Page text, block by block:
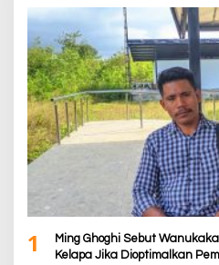
1
Ming Ghoghi Sebut
Kelapa Jika Dioptimalkan